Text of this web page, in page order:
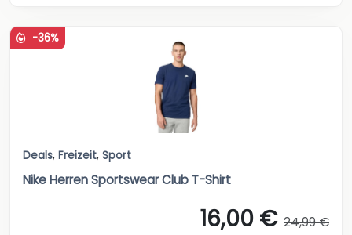
-36%
Deals, Freizeit, Sport
Nike Herren Sportswear Club T-Shirt
16,00 € 24,99 €